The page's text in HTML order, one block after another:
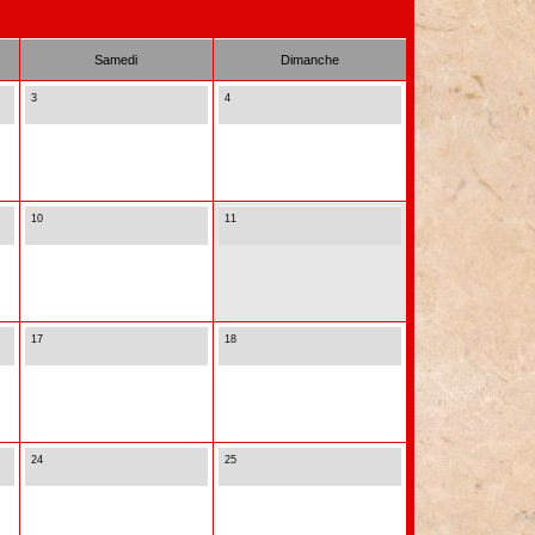
Samedi Dimanche
3 4
10 11
17 18
24 25